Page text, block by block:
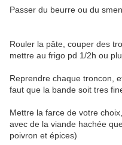
Passer du beurre ou du
Rouler la pâte, couper des
mettre au frigo pd 1/2h ou
Reprendre chaque troncon,
faut que la bande soit tres
Mettre la farce de votre
avec de la viande hachée
poivron et épices)